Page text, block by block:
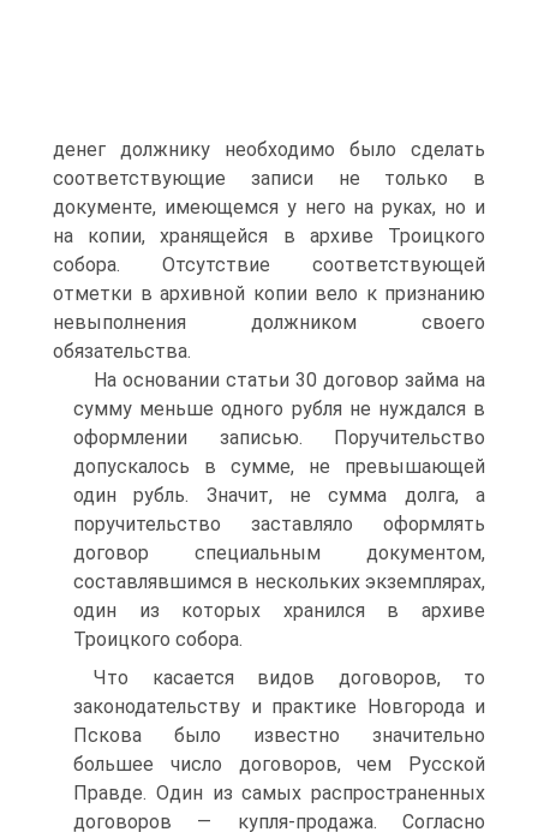
денег должнику необходимо было сделать
соответствующие записи не только в
документе, имеющемся у него на руках, но и
на копии, хранящейся в архиве Троицкого
собора. Отсутствие соответствующей
отметки в архивной копии вело к признанию
невыполнения должником своего
обязательства.
На основании статьи 30 договор займа на
сумму меньше одного рубля не нуждался в
оформлении записью. Поручительство
допускалось в сумме, не превышающей
один рубль. Значит, не сумма долга, а
поручительство заставляло оформлять
договор специальным документом,
составлявшимся в нескольких экземплярах,
один из которых хранился в архиве
Троицкого собора.
Что касается видов договоров, то
законодательству и практике Новгорода и
Пскова было известно значительно
большее число договоров, чем Русской
Правде. Один из самых распространенных
договоров — купля-продажа. Согласно